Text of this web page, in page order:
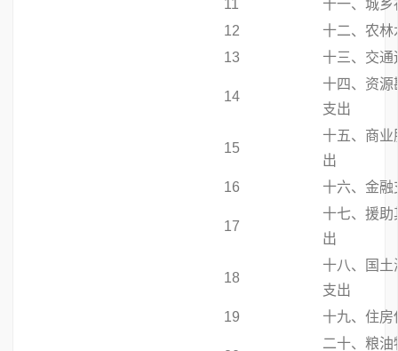
11
十一、城乡
12
十二、农林
13
十三、交通
14
十四、资源
支出
15
十五、商业
出
16
十六、金融
17
十七、援助
出
18
十八、国土
支出
19
十九、住房
二十、粮油